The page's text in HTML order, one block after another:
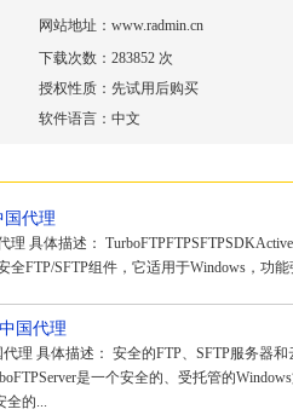
网站地址： www.radmin.cn
下载次数： 283852 次
授权性质： 先试用后购买
软件语言： 中文
国代理
理 具体描述：
全FTP/SFTP组件，它适用于Windows，功
国代理
代理 具体描述： 安全的FTP、SFTP服务器
是一个安全的、受托管的
全的...